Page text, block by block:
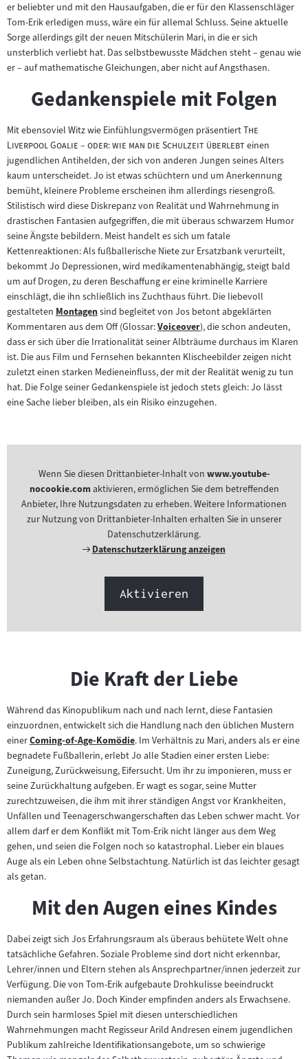
er beliebter und mit den Hausaufgaben, die er für den Klassenschläger
Tom-Erik erledigen muss, wäre ein für allemal Schluss. Seine aktuelle
Sorge allerdings gilt der neuen Mitschülerin Mari, in die er sich
unsterblich verliebt hat. Das selbstbewusste Mädchen steht – genau wie
er – auf mathematische Gleichungen, aber nicht auf Angsthasen.
Gedankenspiele mit Folgen
Mit ebensoviel Witz wie Einfühlungsvermögen präsentiert"
The
Liverpool Goalie – oder: wie man die Schulzeit überlebt"einen
jugendlichen Antihelden, der sich von anderen Jungen seines Alters
kaum unterscheidet. Jo ist etwas schüchtern und um Anerkennung
bemüht, kleinere Probleme erscheinen ihm allerdings riesengroß.
Stilistisch wird diese Diskrepanz von Realität und Wahrnehmung in
drastischen Fantasien aufgegriffen, die mit überaus schwarzem Humor
seine Ängste bebildern. Meist handelt es sich um fatale
Kettenreaktionen: Als fußballerische Niete zur Ersatzbank verurteilt,
bekommt Jo Depressionen, wird medikamentenabhängig, steigt bald
um auf Drogen, zu deren Beschaffung er eine kriminelle Karriere
einschlägt, die ihn schließlich ins Zuchthaus führt. Die liebevoll
gestalteten Zum
Inhalt:
Montagensind begleitet von Jos betont abgeklärten
Kommentaren aus dem Off (Glossar:Zum
Inhalt:
Voiceover), die schon andeuten,
dass er sich über die Irrationalität seiner Albträume durchaus im Klaren
ist. Die aus Film und Fernsehen bekannten Klischeebilder zeigen nicht
zuletzt einen starken Medieneinfluss, der mit der Realität wenig zu tun
hat. Die Folge seiner Gedankenspiele ist jedoch stets gleich: Jo lässt
eine Sache lieber bleiben, als ein Risiko einzugehen.
Wenn Sie diesen Drittanbieter-Inhalt von www.youtube-
nocookie.comaktivieren, ermöglichen Sie dem betreffenden
Anbieter, Ihre Nutzungsdaten zu erheben. Weitere Informationen
zur Nutzung von Drittanbieter-Inhalten erhalten Sie in unserer
Datenschutzerklärung.
Externer
Datenschutzerklärung anzeigen
Aktivieren
Die Kraft der Liebe
Während das Kinopublikum nach und nach lernt, diese Fantasien
einzuordnen, entwickelt sich die Handlung nach den üblichen Mustern
einerZum
Inhalt:
Coming-of-Age-Komödie. Im Verhältnis zu Mari, anders als er eine
begnadete Fußballerin, erlebt Jo alle Stadien einer ersten Liebe:
Zuneigung, Zurückweisung, Eifersucht. Um ihr zu imponieren, muss er
seine Zurückhaltung aufgeben. Er wagt es sogar, seine Mutter
zurechtzuweisen, die ihm mit ihrer ständigen Angst vor Krankheiten,
Unfällen und Teenagerschwangerschaften das Leben schwer macht. Vor
allem darf er dem Konflikt mit Tom-Erik nicht länger aus dem Weg
gehen, und seien die Folgen noch so katastrophal. Lieber ein blaues
Auge als ein Leben ohne Selbstachtung. Natürlich ist das leichter gesagt
als getan.
Mit den Augen eines Kindes
Dabei zeigt sich Jos Erfahrungsraum als überaus behütete Welt ohne
tatsächliche Gefahren. Soziale Probleme sind dort nicht erkennbar,
Lehrer/innen und Eltern stehen als Ansprechpartner/innen jederzeit zur
Verfügung. Die von Tom-Erik aufgebaute Drohkulisse beeindruckt
niemanden außer Jo. Doch Kinder empfinden anders als Erwachsene.
Durch sein harmloses Spiel mit diesen unterschiedlichen
Wahrnehmungen macht Regisseur Arild Andresen einem jugendlichen
Publikum zahlreiche Identifikationsangebote, um so schwierige